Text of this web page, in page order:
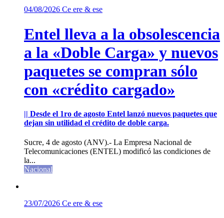
04/08/2026 Ce ere & ese
Entel lleva a la obsolescencia
a la «Doble Carga» y nuevos
paquetes se compran sólo
con «crédito cargado»
|| Desde el 1ro de agosto Entel lanzó nuevos paquetes que
dejan sin utilidad el crédito de doble carga.
Sucre, 4 de agosto (ANV).- La Empresa Nacional de
Telecomunicaciones (ENTEL) modificó las condiciones de
la...
Nacional
23/07/2026 Ce ere & ese